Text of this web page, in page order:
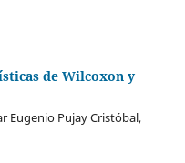
de Wilcoxon y
Eugenio Pujay Cristóbal,